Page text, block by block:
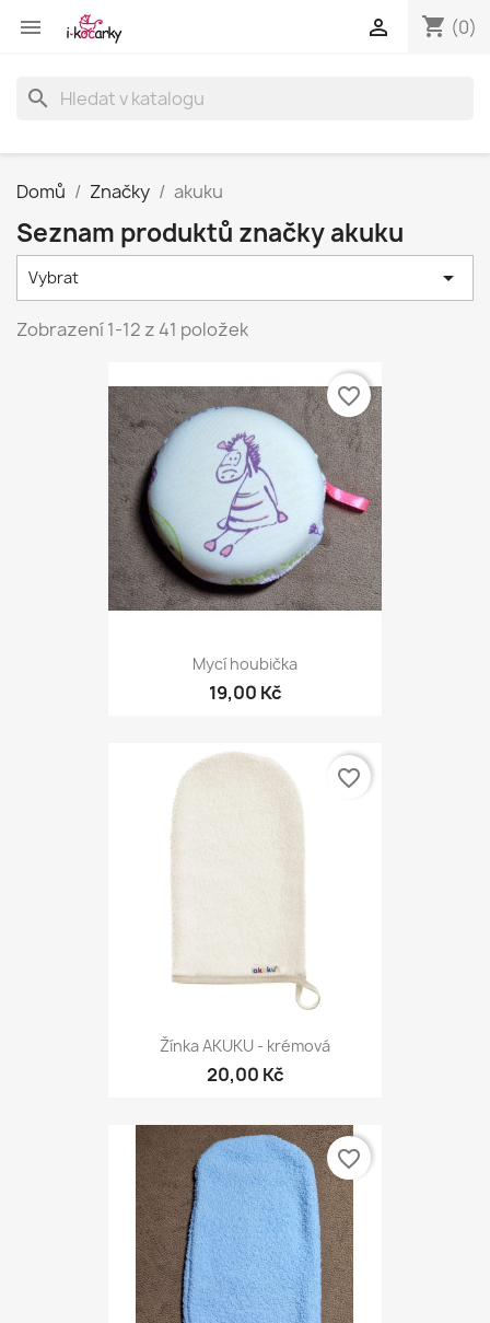
 shopping_cart (0)

search
Domů Značky akuku
Seznam produktů značky akuku
Vybrat 
Zobrazení 1-12 z 41 položek
Mycí houbička
19,00 Kč
favorite_border
Žínka AKUKU - krémová
20,00 Kč
favorite_border
favorite_border